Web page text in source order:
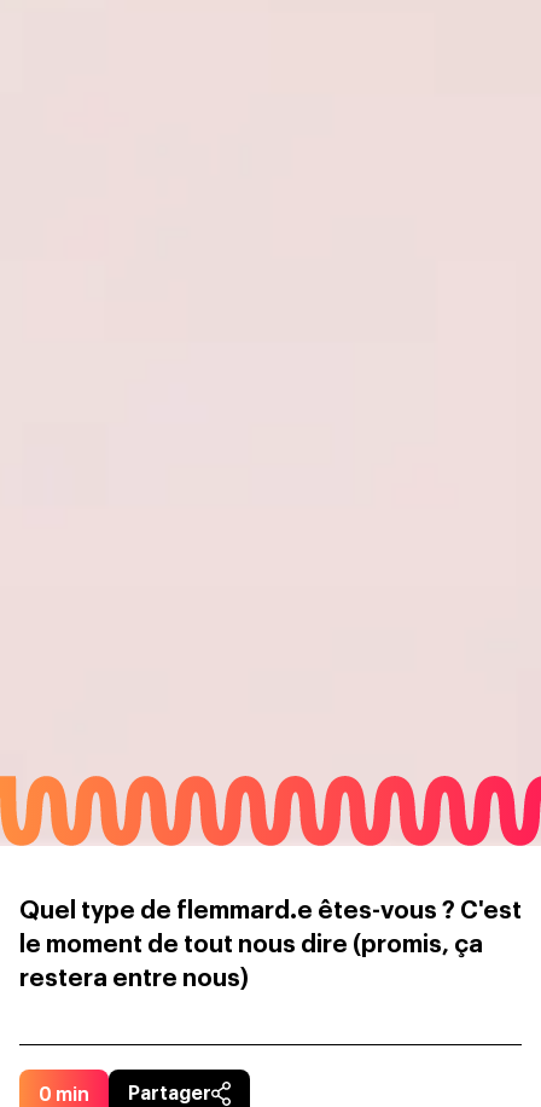
Quel type de flemmard.e êtes-vous ? C'est
le moment de tout nous dire (promis, ça
restera entre nous)
0 min Partager